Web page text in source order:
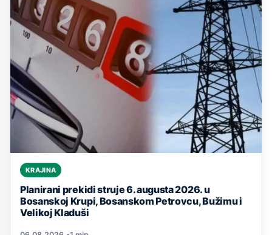
KRAJINA
Planirani prekidi struje 6. augusta 2026. u
Bosanskoj Krupi, Bosanskom Petrovcu, Bužimu i
Velikoj Kladuši